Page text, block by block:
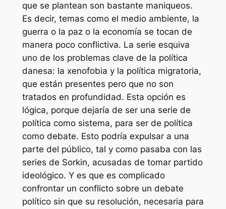
que se plantean son bastante maniqueos.
Es decir, temas como el medio ambiente, la
guerra o la paz o la economía se tocan de
manera poco conflictiva. La serie esquiva
uno de los problemas clave de la política
danesa: la xenofobia y la política migratoria,
que están presentes pero que no son
tratados en profundidad. Esta opción es
lógica, porque dejaría de ser una serie de
política como sistema, para ser de política
como debate. Esto podría expulsar a una
parte del público, tal y como pasaba con las
series de Sorkin, acusadas de tomar partido
ideológico. Y es que es complicado
confrontar un conflicto sobre un debate
político sin que su resolución, necesaria para